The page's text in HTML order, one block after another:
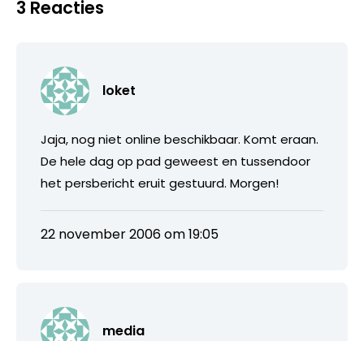
3 Reacties
loket
Jaja, nog niet online beschikbaar. Komt eraan.
De hele dag op pad geweest en tussendoor
het persbericht eruit gestuurd. Morgen!
22 november 2006 om 19:05
media